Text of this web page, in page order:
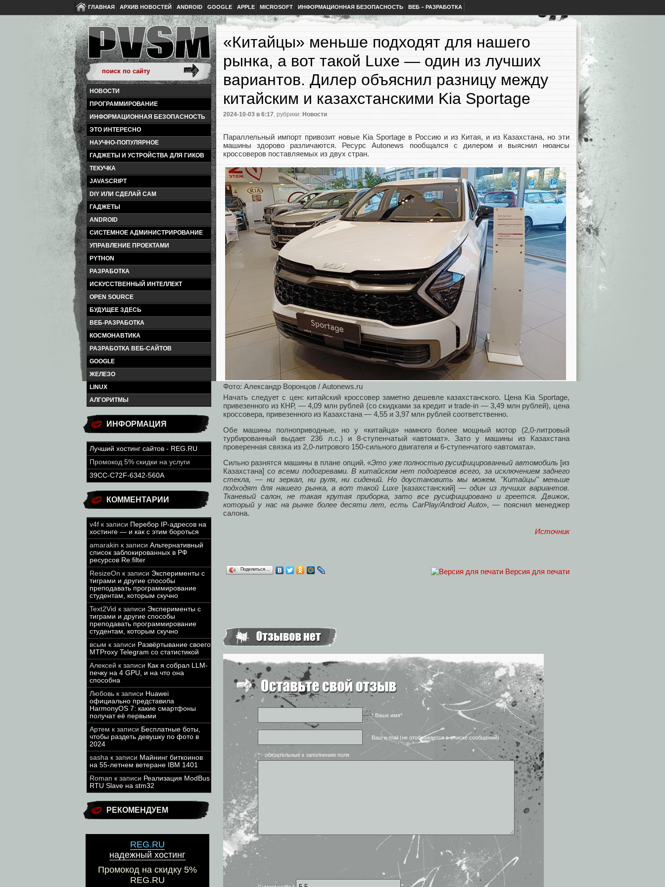
ГЛАВНАЯ АРХИВ НОВОСТЕЙ ANDROID GOOGLE APPLE MICROSOFT ИНФОРМАЦИОННАЯ БЕЗОПАСНОСТЬ ВЕБ – РАЗРАБОТКА
НОВОСТИ
ПРОГРАММИРОВАНИЕ
ИНФОРМАЦИОННАЯ БЕЗОПАСНОСТЬ
ЭТО ИНТЕРЕСНО
НАУЧНО-ПОПУЛЯРНОЕ
ГАДЖЕТЫ И УСТРОЙСТВА ДЛЯ ГИКОВ
ТЕКУЧКА
JAVASCRIPT
DIY ИЛИ СДЕЛАЙ САМ
ГАДЖЕТЫ
ANDROID
СИСТЕМНОЕ АДМИНИСТРИРОВАНИЕ
УПРАВЛЕНИЕ ПРОЕКТАМИ
PYTHON
РАЗРАБОТКА
ИСКУССТВЕННЫЙ ИНТЕЛЛЕКТ
OPEN SOURCE
БУДУЩЕЕ ЗДЕСЬ
ВЕБ-РАЗРАБОТКА
КОСМОНАВТИКА
РАЗРАБОТКА ВЕБ-САЙТОВ
GOOGLE
ЖЕЛЕЗО
LINUX
АЛГОРИТМЫ
ИНФОРМАЦИЯ
Лучший хостинг сайтов - REG.RU
Промокод 5% скидки на услуги
39CC-C72F-6342-560A
КОММЕНТАРИИ
v4f к записи Перебор IP-адресов на
хостинге — и как с этим бороться
amarakin к записи Альтернативный
список заблокированных в РФ
ресурсов Re:filter
ResizeOn к записи Эксперименты с
тиграми и другие способы
преподавать программирование
студентам, которым скучно
Text2Vid к записи Эксперименты с
тиграми и другие способы
преподавать программирование
студентам, которым скучно
всым к записи Развёртывание своего
MTProxy Telegram со статистикой
Алексей к записи Как я собрал LLM-
печку на 4 GPU, и на что она
способна
Любовь к записи Huawei
официально представила
HarmonyOS 7: какие смартфоны
получат её первыми
Артем к записи Бесплатные боты,
чтобы раздеть девушку по фото в
2024
sasha к записи Майнинг биткоинов
на 55-летнем ветеране IBM 1401
Roman к записи Реализация ModBus
RTU Slave на stm32
РЕКОМЕНДУЕМ
REG.RU
надежный хостинг
Промокод на скидку 5%
REG.RU
«Китайцы» меньше подходят для нашего
рынка, а вот такой Luxe — один из лучших
вариантов. Дилер объяснил разницу между
китайским и казахстанскими Kia Sportage
2024-10-03 в 6:17, рубрики: Новости
Параллельный импорт привозит новые Kia Sportage в Россию и из Китая, и из Казахстана, но эти
машины здорово различаются. Ресурс Autonews пообщался с дилером и выяснил нюансы
кроссоверов поставляемых из двух стран.
Фото: Александр Воронцов / Autonews.ru
Начать следует с цен: китайский кроссовер заметно дешевле казахстанского. Цена Kia Sportage,
привезенного из КНР, — 4,09 млн рублей (со скидками за кредит и trade-in — 3,49 млн рублей), цена
кроссовера, привезенного из Казахстана — 4,55 и 3,97 млн рублей соответственно.
Обе машины полноприводные, но у «китайца» намного более мощный мотор (2,0-литровый
турбированный выдает 236 л.с.) и 8-ступенчатый «автомат». Зато у машины из Казахстана
проверенная связка из 2,0-литрового 150-сильного двигателя и 6-ступенчатого «автомата».
Сильно разнятся машины в плане опций. «Это уже полностью русифицированный автомобиль [из
Казахстана] со всеми подогревами. В китайском нет подогревов всего, за исключением заднего
стекла, — ни зеркал, ни руля, ни сидений. Но доустановить мы можем. "Китайцы" меньше
подходят для нашего рынка, а вот такой Luxe[казахстанский]— один из лучших вариантов.
Тканевый салон, не такая крутая приборка, зато все русифицировано и греется. Движок,
который у нас на рынке более десяти лет, есть CarPlay/Android Auto», — пояснил менеджер
салона.
Источник
Версия для печати
Поделиться…
* Ваше имя*
Ваш e-mail (не отображается в списке сообщений)
* - обязательные к заполнению поля